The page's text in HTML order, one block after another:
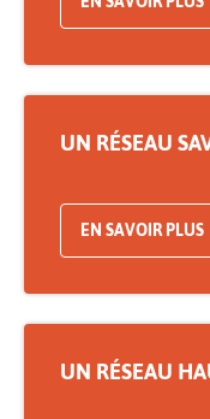
UN RÉSEAU
EN SAVOIR PLUS
UN RÉSEAU